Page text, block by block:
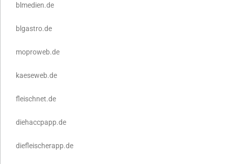
blmedien.de
blgastro.de
moproweb.de
kaeseweb.de
fleischnet.de
diehaccpapp.de
diefleischerapp.de